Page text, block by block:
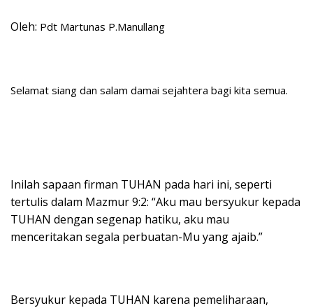
Oleh: Pdt Martunas P.Manullang
Selamat siang dan salam damai sejahtera bagi kita semua.
Inilah sapaan firman TUHAN pada hari ini, seperti
tertulis dalam Mazmur 9:2: “Aku mau bersyukur kepada
TUHAN dengan segenap hatiku, aku mau
menceritakan segala perbuatan-Mu yang ajaib.”
Bersyukur kepada TUHAN karena pemeliharaan,